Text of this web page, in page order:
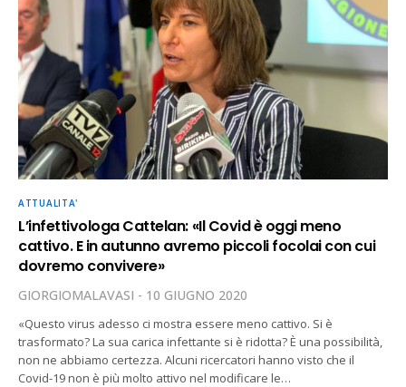
ATTUALITA'
L’infettivologa Cattelan: «Il Covid è oggi meno
cattivo. E in autunno avremo piccoli focolai con cui
dovremo convivere»
GIORGIOMALAVASI 10 GIUGNO 2020
«Questo virus adesso ci mostra essere meno cattivo. Si è
trasformato? La sua carica infettante si è ridotta? È una possibilità,
non ne abbiamo certezza. Alcuni ricercatori hanno visto che il
Covid-19 non è più molto attivo nel modificare le…